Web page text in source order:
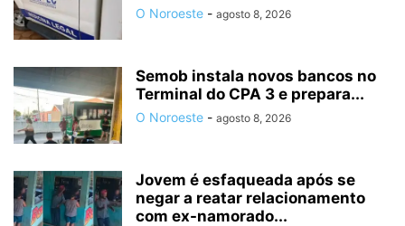
O Noroeste - agosto 8, 2026
Semob instala novos bancos no
Terminal do CPA 3 e prepara...
O Noroeste - agosto 8, 2026
Jovem é esfaqueada após se
negar a reatar relacionamento
com ex-namorado...